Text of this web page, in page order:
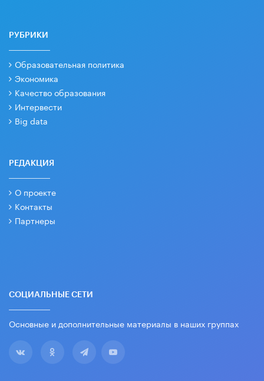
РУБРИКИ
Образовательная политика
Экономика
Качество образования
Интервести
Big data
РЕДАКЦИЯ
О проекте
Контакты
Партнеры
СОЦИАЛЬНЫЕ СЕТИ
Основные и дополнительные материалы в наших группах